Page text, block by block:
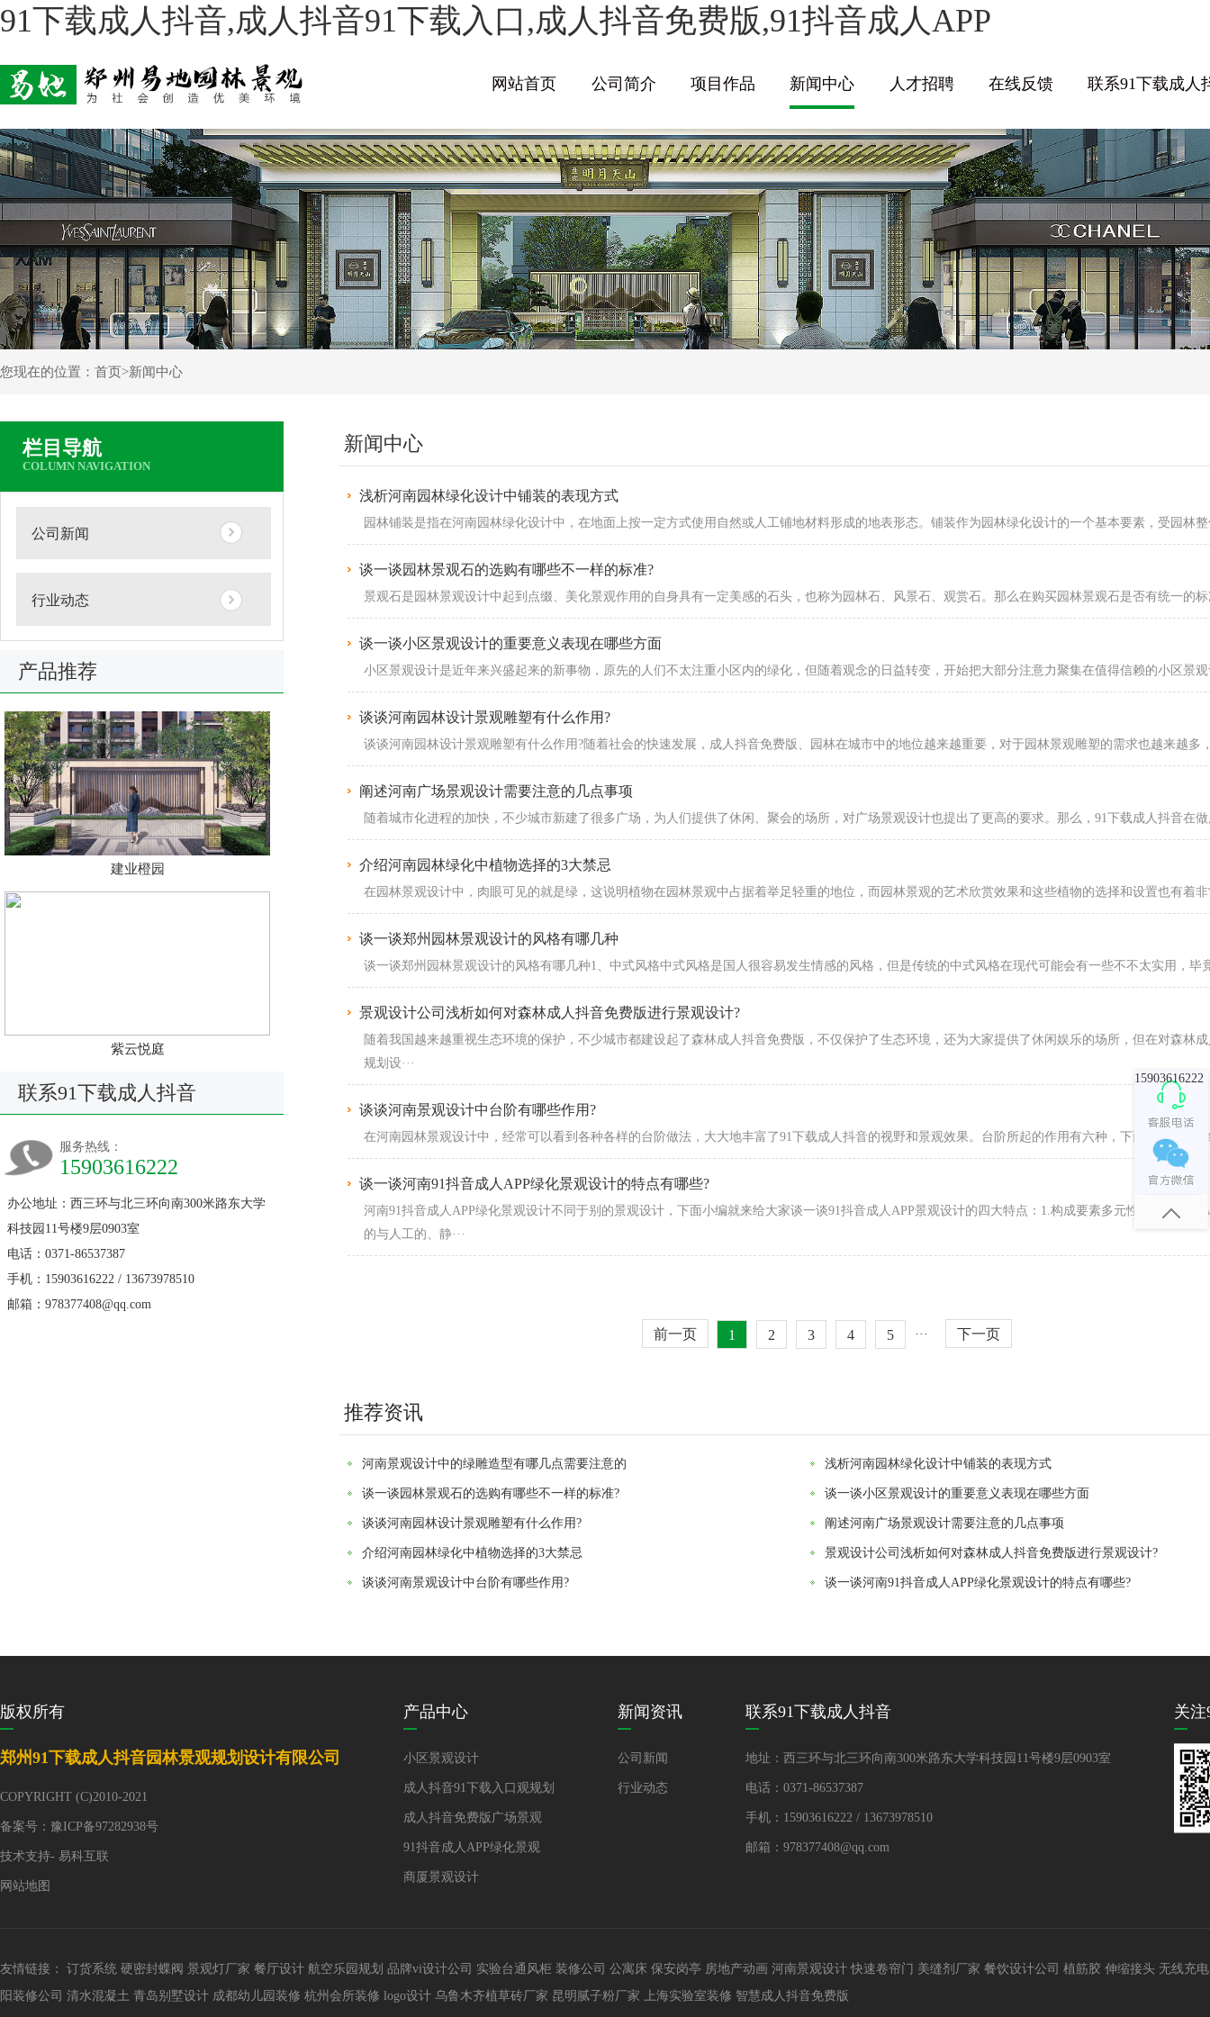
91下载成人抖音,成人抖音91下载入口,成人抖音免费版,91抖音成人APP
网站首页 公司简介 项目作品 新闻中心 人才招聘 在线反馈 联系91下载成人
您现在的位置： 首页>新闻中心
栏目导航
COLUMN NAVIGATION
公司新闻
行业动态
产品推荐
建业橙园
紫云悦庭
联系91下载成人抖音
服务热线：
15903616222
办公地址：西三环与北三环向南300米路东大学
科技园11号楼9层0903室
电话：0371-86537387
手机：15903616222 / 13673978510
邮箱：978377408@qq.com
新闻中心
浅析河南园林绿化设计中铺装的表现方式
园林铺装是指在河南园林绿化设计中，在地面上按一定方式使用自然或人工铺地材料形成的地表形态。铺装作为园林绿化设计的一个基本要素，受园林整
谈一谈园林景观石的选购有哪些不一样的标准?
景观石是园林景观设计中起到点缀、美化景观作用的自身具有一定美感的石头，也称为园林石、风景石、观赏石。那么在购买园林景观石是否有统一的标
谈一谈小区景观设计的重要意义表现在哪些方面
小区景观设计是近年来兴盛起来的新事物，原先的人们不太注重小区内的绿化，但随着观念的日益转变，开始把大部分注意力聚集在值得信赖的小区景观
谈谈河南园林设计景观雕塑有什么作用?
谈谈河南园林设计景观雕塑有什么作用?随着社会的快速发展，成人抖音免费版、园林在城市中的地位越来越重要，对于园林景观雕塑的需求也越来越多
阐述河南广场景观设计需要注意的几点事项
随着城市化进程的加快，不少城市新建了很多广场，为人们提供了休闲、聚会的场所，对广场景观设计也提出了更高的要求。那么，91下载成人抖音在
介绍河南园林绿化中植物选择的3大禁忌
在园林景观设计中，肉眼可见的就是绿，这说明植物在园林景观中占据着举足轻重的地位，而园林景观的艺术欣赏效果和这些植物的选择和设置也有着非
谈一谈郑州园林景观设计​的风格有哪几种
谈一谈郑州园林景观设计的风格有哪几种1、中式风格中式风格是国人很容易发生情感的风格，但是传统的中式风格在现代可能会有一些不不太实用，毕
景观设计公司浅析如何对森林成人抖音免费版进行景观设计?
随着我国越来越重视生态环境的保护，不少城市都建设起了森林成人抖音免费版，不仅保护了生态环境，还为大家提供了休闲娱乐的场所，但在对森
规划设···
谈谈河南景观设计中台阶有哪些作用?
在河南园林景观设计中，经常可以看到各种各样的台阶做法，大大地丰富了91下载成人抖音的视野和景观效果。台阶所起的作用有六种，下面就来详细介
谈一谈河南91抖音成人APP绿化景观设计的特点有哪些?
河南91抖音成人APP绿化景观设计不同于别的景观设计，下面小编就来给大家谈一谈91抖音成人APP景观设计的四大特点：1.构成要素多元性91抖音成人
的与人工的、静···
前一页 1 2 3 4 5 ··· 下一页
推荐资讯
河南景观设计中的绿雕造型有哪几点需要注意的 浅析河南园林绿化设计中铺装的表现方式
谈一谈园林景观石的选购有哪些不一样的标准? 谈一谈小区景观设计的重要意义表现在哪些方面
谈谈河南园林设计景观雕塑有什么作用? 阐述河南广场景观设计需要注意的几点事项
介绍河南园林绿化中植物选择的3大禁忌 景观设计公司浅析如何对森林成人抖音免费版进行景观设计?
谈谈河南景观设计中台阶有哪些作用? 谈一谈河南91抖音成人APP绿化景观设计的特点有哪些?
版权所有
郑州91下载成人抖音园林景观规划设计有限公司
COPYRIGHT (C)2010-2021
备案号： 豫ICP备97282938号
技术支持- 易科互联
网站地图
产品中心
小区景观设计
成人抖音91下载入口观规划
成人抖音免费版广场景观
91抖音成人APP绿化景观
商厦景观设计
新闻资讯
公司新闻
行业动态
联系91下载成人抖音
地址：西三环与北三环向南300米路东大学科技园11号楼9层0903室
电话：0371-86537387
手机：15903616222 / 13673978510
邮箱：978377408@qq.com
关
友情链接： 订货系统 硬密封蝶阀 景观灯厂家 餐厅设计 航空乐园规划 品牌vi设计公司 实验台通风柜 装修公司 公寓床 保安岗亭 房地产动画 河南景观设计 快速卷帘门 美缝剂厂家 餐饮设计公司 植筋胶 伸缩接头 无线充
阳装修公司 清水混凝土 青岛别墅设计 成都幼儿园装修 杭州会所装修 logo设计 乌鲁木齐植草砖厂家 昆明腻子粉厂家 上海实验室装修 智慧成人抖音免费版
15903616222